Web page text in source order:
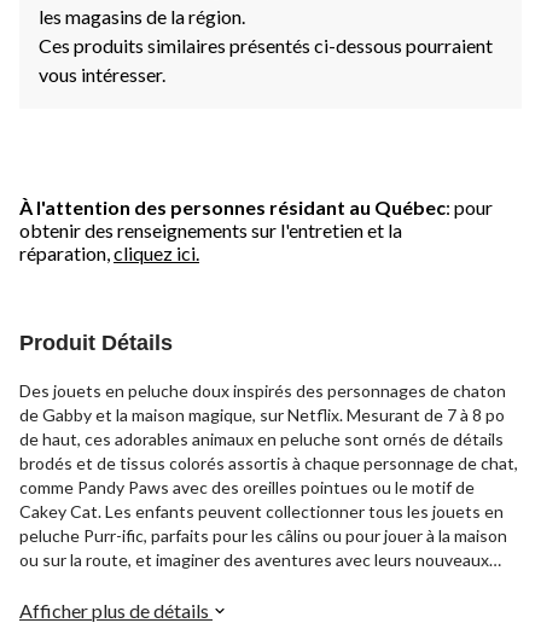
les magasins de la région.
Ces produits similaires présentés ci-dessous pourraient
vous intéresser.
À l'attention des personnes résidant au Québec: pour
obtenir des renseignements sur l'entretien et la
réparation, cliquez ici.
Produit Détails
Des jouets en peluche doux inspirés des personnages de chaton
de Gabby et la maison magique, sur Netflix. Mesurant de 7 à 8 po
de haut, ces adorables animaux en peluche sont ornés de détails
brodés et de tissus colorés assortis à chaque personnage de chat,
comme Pandy Paws avec des oreilles pointues ou le motif de
Cakey Cat. Les enfants peuvent collectionner tous les jouets en
peluche Purr-ific, parfaits pour les câlins ou pour jouer à la maison
ou sur la route, et imaginer des aventures avec leurs nouveaux
Afficher plus de détails